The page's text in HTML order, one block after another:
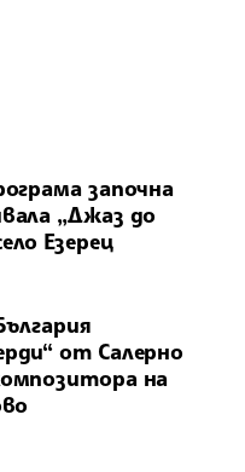
започна
„Джаз до
Езерец
от Салерно
на